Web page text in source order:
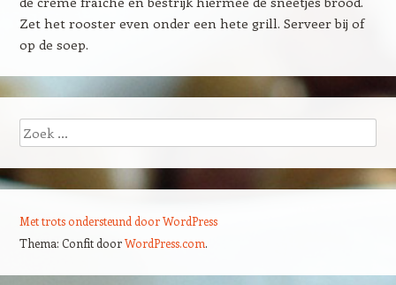
Zet het rooster even onder een hete grill. Serveer bij of
op de soep.
Zoeken
Met trots ondersteund door WordPress
Thema: Confit doorWordPress.com.